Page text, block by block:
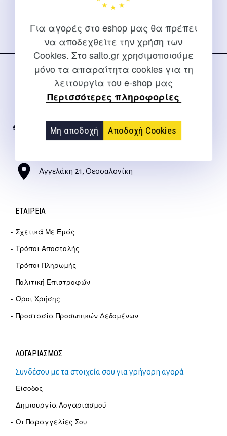
Για αγορές στο eshop μας θα πρέπει
να αποδεχθείτε την χρήση των
Cookies. Στο salto.gr χρησιμοποιούμε
μόνο τα απαραίτητα cookies για τη
λειτουργία του e-shop μας
Περισσότερες πληροφορίες
Μη αποδοχή Αποδοχή Cookies
ΕΠΙΚΟΙΝΩΝΊΑ
Για διευκρινίσεις και υποστήριξη παραγγελιών μέσω του
2310 267108
Αγγελάκη 21, Θεσσαλονίκη
ΕΤΑΙΡΕΊΑ
Σχετικά Με Εμάς
Τρόποι Αποστολής
Τρόποι Πληρωμής
Πολιτική Επιστροφών
Όροι Χρήσης
Προστασία Προσωπικών Δεδομένων
ΛΟΓΑΡΙΑΣΜΟΣ
Συνδέσου με τα στοιχεία σου για γρήγορη αγορά
Είσοδος
Δημιουργία Λογαριασμού
Οι Παραγγελίες Σου